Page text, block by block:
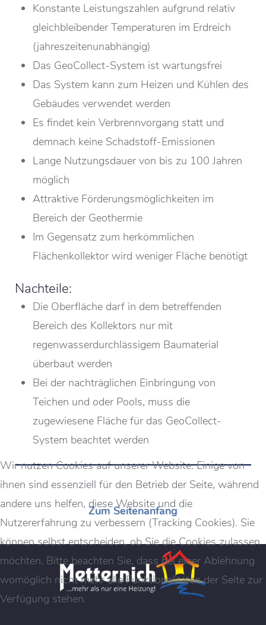
Konstante Leistungszahlen aufgrund relativ
gleichbleibender Temperaturen im Erdreich
(jahreszeitenunabhängig)
Das GeoCollect-System ist wartungsfrei
Das System kann zum Heizen und Kühlen des
Gebäudes verwendet werden
Es findet kein Verbrennvorgang statt und
demnach keine Schadstoff-Emissionen
Lange Nutzungsdauer von bis zu 100 Jahren
möglich
Attraktive Förderungsmöglichkeiten im
Bereich der Geothermie
Im Gegensatz zum herkömmlichen
Flächenkollektor wird weniger Fläche benötigt
Nachteile:
Die Oberfläche darf in dem betreffenden
Bereich des Kollektors nur mit
regenwasserdurchlässigem Baumaterial
überbaut werden
Bei der nachträglichen Einbringung von
Teichen und oder Pools, muss die
zugewiesene Fläche für das GeoCollect-
System beachtet werden
Zum Seitenanfang
Wir nutzen Cookies auf unserer Website. Einige von
ihnen sind essenziell für den Betrieb der Seite, während
andere uns helfen, diese Website und die
Nutzererfahrung zu verbessern (Tracking Cookies). Sie
können selbst entscheiden, ob Sie die Cookies zulassen
möchten. Bitte beachten Sie, dass bei einer Ablehnung
womöglich nicht mehr alle Funktionalitäten der Seite zur
Verfügung stehen.